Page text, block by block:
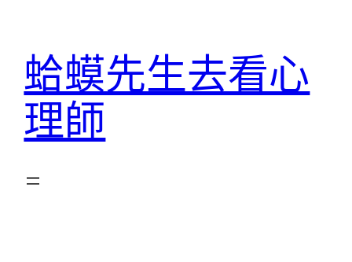
蛤蟆先生去看心
理師